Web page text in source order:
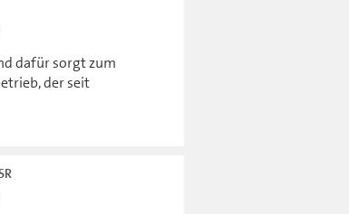
dafür sorgt zum
der seit